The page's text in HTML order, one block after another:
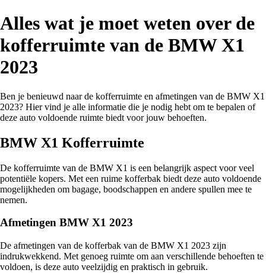
Alles wat je moet weten over de
kofferruimte van de BMW X1
2023
Ben je benieuwd naar de kofferruimte en afmetingen van de BMW X1
2023? Hier vind je alle informatie die je nodig hebt om te bepalen of
deze auto voldoende ruimte biedt voor jouw behoeften.
BMW X1 Kofferruimte
De kofferruimte van de BMW X1 is een belangrijk aspect voor veel
potentiële kopers. Met een ruime kofferbak biedt deze auto voldoende
mogelijkheden om bagage, boodschappen en andere spullen mee te
nemen.
Afmetingen BMW X1 2023
De afmetingen van de kofferbak van de BMW X1 2023 zijn
indrukwekkend. Met genoeg ruimte om aan verschillende behoeften te
voldoen, is deze auto veelzijdig en praktisch in gebruik.